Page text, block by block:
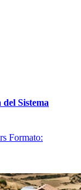
Sistema
Formato: